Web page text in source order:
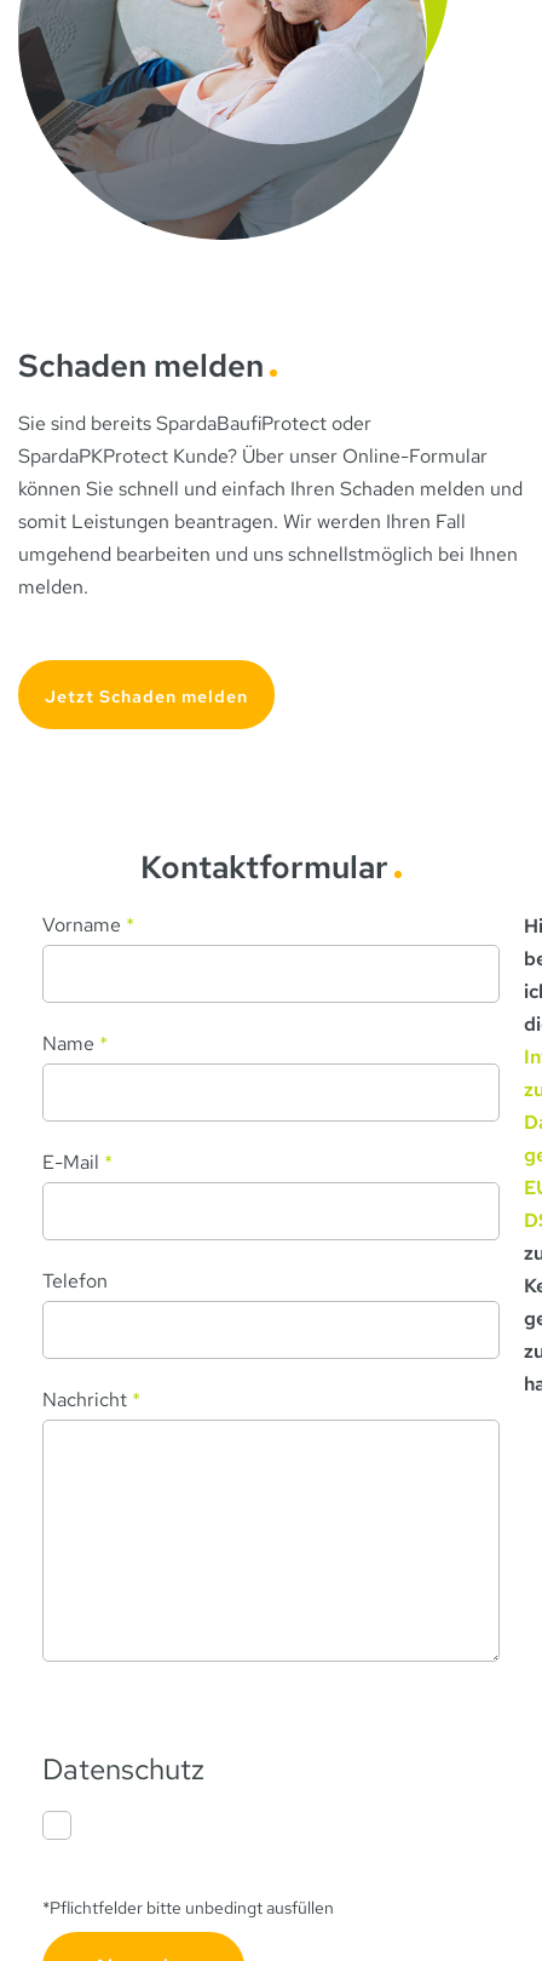
Schaden melden
Sie sind bereits SpardaBaufiProtect oder
SpardaPKProtect Kunde? Über unser Online-Formular
können Sie schnell und einfach Ihren Schaden melden und
somit Leistungen beantragen. Wir werden Ihren Fall
umgehend bearbeiten und uns schnellstmöglich bei Ihnen
melden.
Jetzt Schaden melden
Kontaktformular
Vorname *
Name *
E-Mail *
Telefon
Nachricht *
Datenschutz
*Pflichtfelder bitte unbedingt ausfüllen